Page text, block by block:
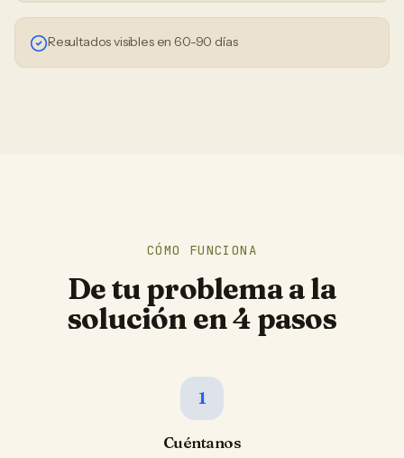
Resultados visibles en 60-90 días
CÓMO FUNCIONA
De tu problema a la
solución en 4 pasos
1
Cuéntanos